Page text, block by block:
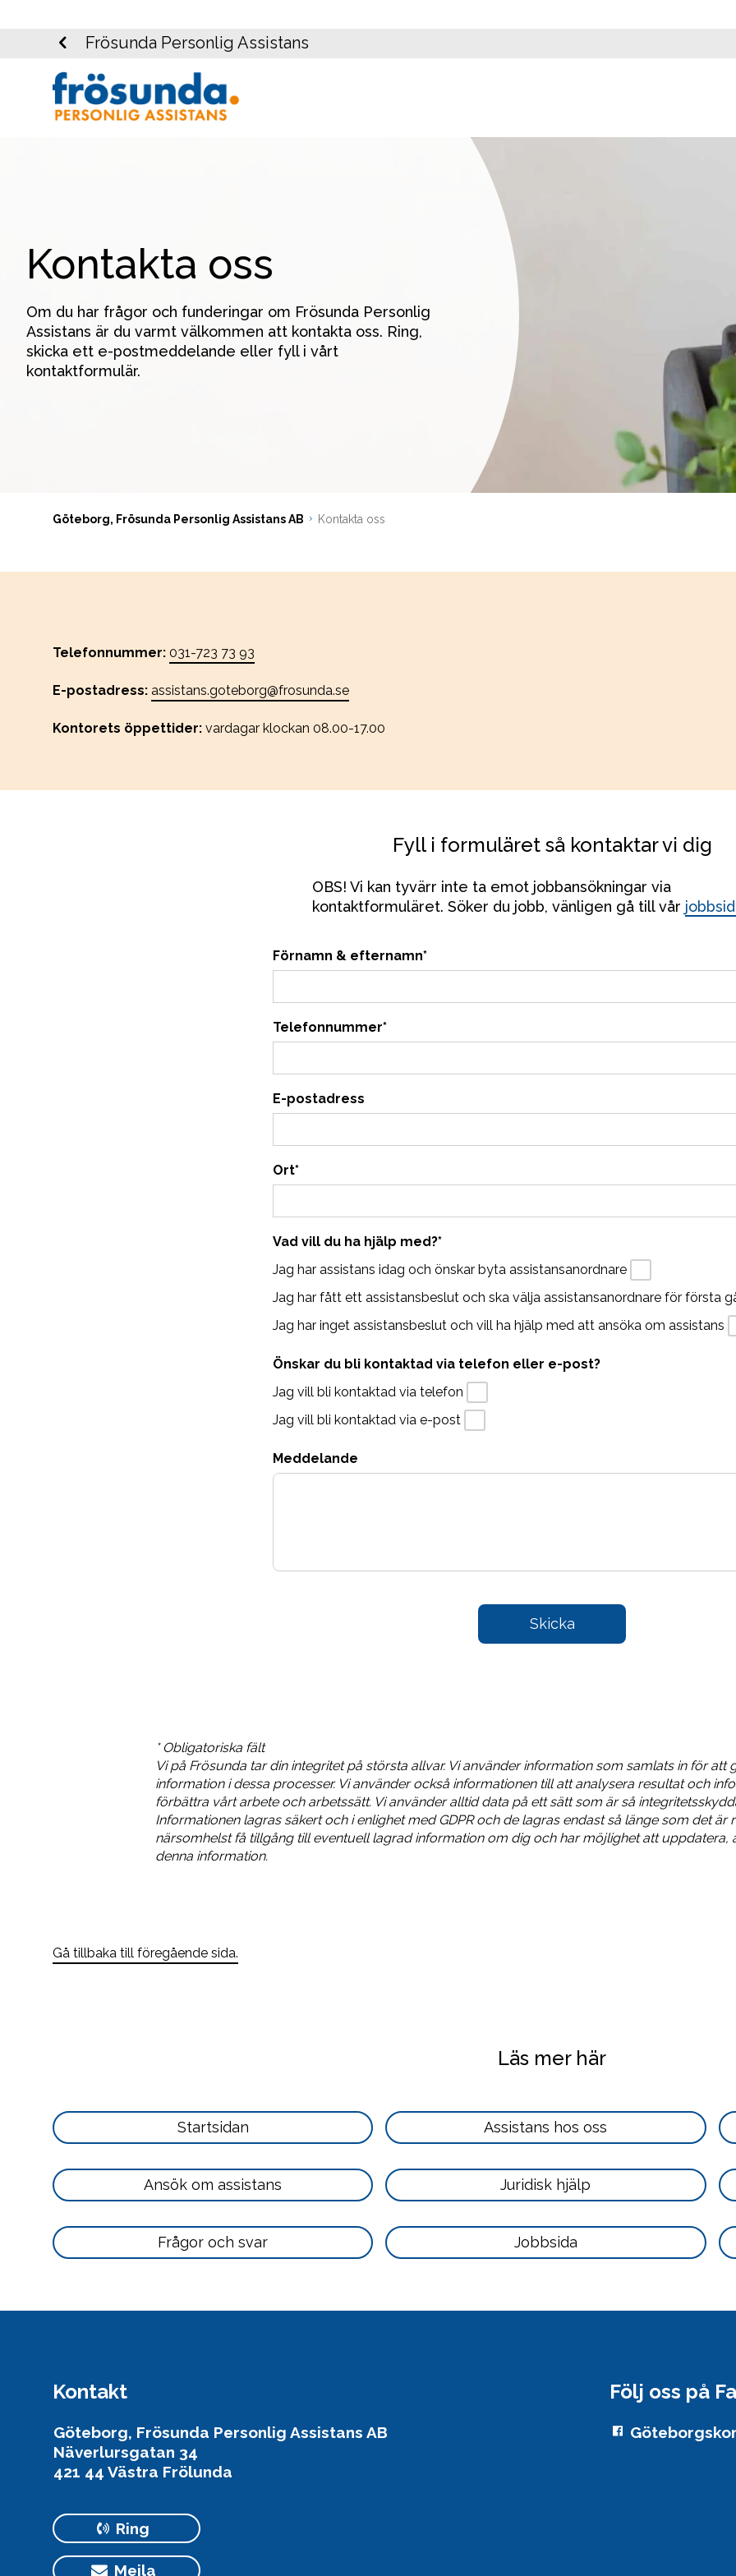
Frösunda Personlig Assistans
Kontakta oss
Om du har frågor och funderingar om Frösunda Personlig
Assistans är du varmt välkommen att kontakta oss. Ring,
skicka ett e-postmeddelande eller fyll i vårt
kontaktformulär.
Göteborg, Frösunda Personlig Assistans AB Kontakta oss
Telefonnummer: 031-723 73 93
E-postadress: assistans.goteborg@frosunda.se
Kontorets öppettider: vardagar klockan 08.00-17.00
Fyll i formuläret så kontaktar vi dig
OBS! Vi kan tyvärr inte ta emot jobbansökningar via
kontaktformuläret. Söker du jobb, vänligen gå till vår
Förnamn & efternamn*
Telefonnummer*
E-postadress
Ort*
Vad vill du ha hjälp med?*
Jag har assistans idag och önskar byta assistansanordnare
Jag har fått ett assistansbeslut och ska välja assistansanordnare för första
Jag har inget assistansbeslut och vill ha hjälp med att ansöka om assistans
Önskar du bli kontaktad via telefon eller e-post?
Jag vill bli kontaktad via telefon
Jag vill bli kontaktad via e-post
Meddelande
Fyll
i
dig
Skicka
* Obligatoriska fält
Vi på Frösunda tar din integritet på största allvar. Vi använder information som samlats in för att
information i dessa processer. Vi använder också informationen till att analysera resultat och
förbättra vårt arbete och arbetssätt. Vi använder alltid data på ett sätt som är så
Informationen lagras säkert och i enlighet med GDPR och de lagras endast så länge som det är
närsomhelst få tillgång till eventuell lagrad information om dig och har möjlighet att uppdatera,
denna information.
Gå tillbaka till föregående sida.
Läs mer här
Läs
mer
här
Startsidan
Läs
mer
här
Assistans hos oss
Läs
mer
här
Ansök om assistans
Läs
mer
här
Juridisk hjälp
Läs
mer
Frågor och svar
Läs
mer
Jobbsida
Kontakt
Göteborg, Frösunda Personlig Assistans AB
Näverlursgatan 34
421 44 Västra Frölunda
Ring
Mejla
Följ oss på